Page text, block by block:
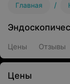
Главная /
Цены Отзывы
Цены